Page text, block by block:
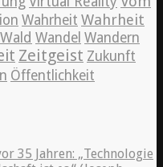
Wahrheit Wahrheit
Wald Wandel Wandern
Zeitgeist Zukunft
Öffentlichkeit
35 Jahren: „Technologie